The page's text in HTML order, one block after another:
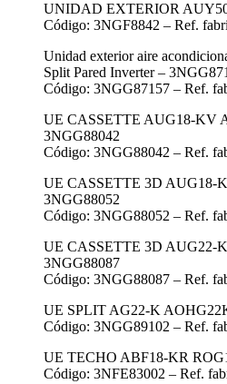
UNIDAD EXTERIOR
Código: 3NGF8842 – Ref.
Unidad exterior aire
Split Pared Inverter –
Código: 3NGG87157 – Ref.
UE CASSETTE AUG18-KV
3NGG88042
Código: 3NGG88042 – Ref.
UE CASSETTE 3D AUG18-
3NGG88052
Código: 3NGG88052 – Ref.
UE CASSETTE 3D AUG22-
3NGG88087
Código: 3NGG88087 – Ref.
UE SPLIT AG22-K
Código: 3NGG89102 – Ref.
UE TECHO ABF18-KR
Código: 3NFE83002 – Ref.